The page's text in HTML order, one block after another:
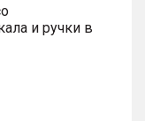
и ручки в